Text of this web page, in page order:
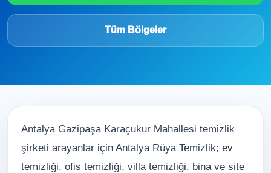
Tüm Bölgeler
Antalya Gazipaşa Karaçukur Mahallesi temizlik
şirketi arayanlar için Antalya Rüya Temizlik; ev
temizliği, ofis temizliği, villa temizliği, bina ve site